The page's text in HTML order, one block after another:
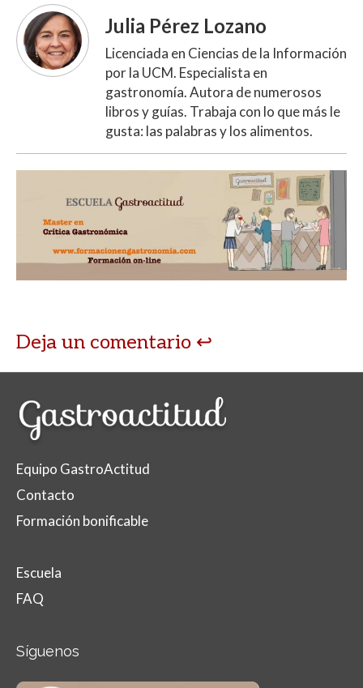
Julia Pérez Lozano
Licenciada en Ciencias de la Información
por la UCM. Especialista en
gastronomía. Autora de numerosos
libros y guías. Trabaja con lo que más le
gusta: las palabras y los alimentos.
Deja un comentario
Equipo GastroActitud
Contacto
Formación bonificable
Escuela
FAQ
Síguenos